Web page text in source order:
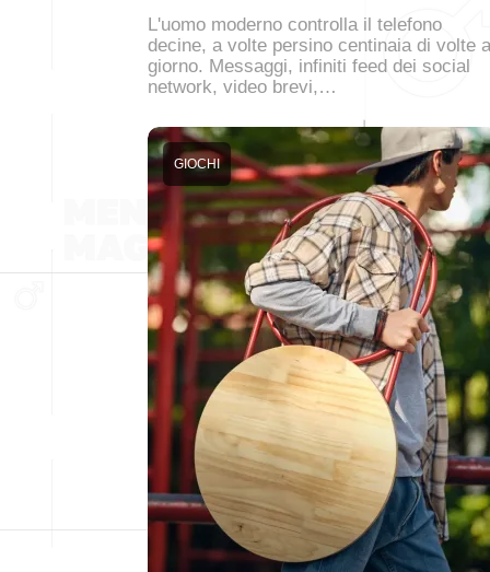
L'uomo moderno controlla il telefono
decine, a volte persino centinaia di volte
giorno. Messaggi, infiniti feed dei social
network, video brevi,…
GIOCHI